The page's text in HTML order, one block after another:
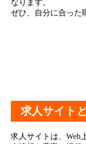
なります。
ぜひ、自分に合った
求人サイト
求人サイトは、Web